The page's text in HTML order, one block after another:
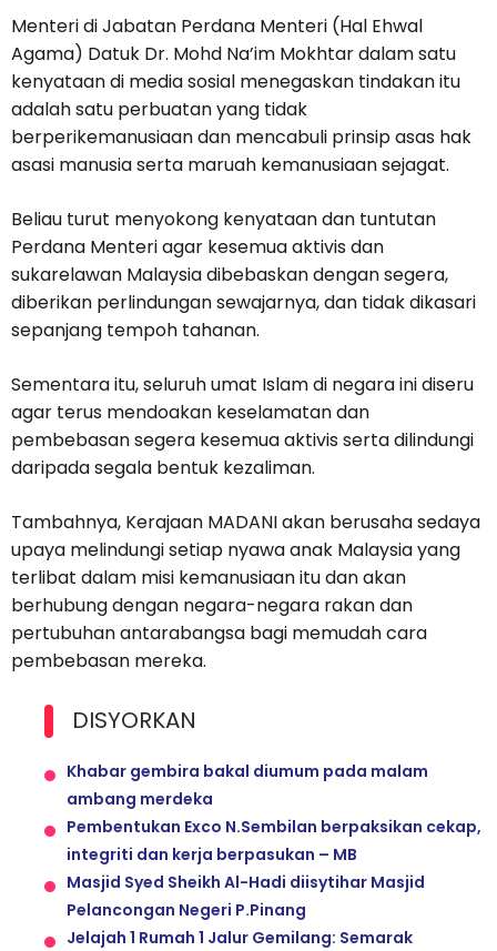
Menteri di Jabatan Perdana Menteri (Hal Ehwal
Agama) Datuk Dr. Mohd Na’im Mokhtar dalam satu
kenyataan di media sosial menegaskan tindakan itu
adalah satu perbuatan yang tidak
berperikemanusiaan dan mencabuli prinsip asas hak
asasi manusia serta maruah kemanusiaan sejagat.
Beliau turut menyokong kenyataan dan tuntutan
Perdana Menteri agar kesemua aktivis dan
sukarelawan Malaysia dibebaskan dengan segera,
diberikan perlindungan sewajarnya, dan tidak dikasari
sepanjang tempoh tahanan.
Sementara itu, seluruh umat Islam di negara ini diseru
agar terus mendoakan keselamatan dan
pembebasan segera kesemua aktivis serta dilindungi
daripada segala bentuk kezaliman.
Tambahnya, Kerajaan MADANI akan berusaha sedaya
upaya melindungi setiap nyawa anak Malaysia yang
terlibat dalam misi kemanusiaan itu dan akan
berhubung dengan negara-negara rakan dan
pertubuhan antarabangsa bagi memudah cara
pembebasan mereka.
DISYORKAN
Khabar gembira bakal diumum pada malam
ambang merdeka
Pembentukan Exco N.Sembilan berpaksikan cekap,
integriti dan kerja berpasukan – MB
Masjid Syed Sheikh Al-Hadi diisytihar Masjid
Pelancongan Negeri P.Pinang
Jelajah 1 Rumah 1 Jalur Gemilang: Semarak